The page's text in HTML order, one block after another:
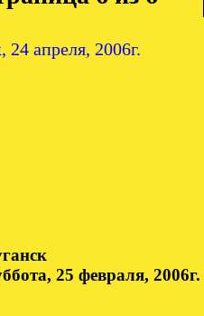
24 апреля, 2006г.
25 февраля, 2006г.